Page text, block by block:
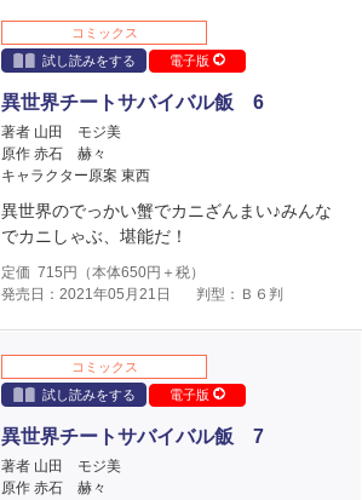
コミックス
試し読みをする
電子版
異世界チートサバイバル飯 6
著者 山田 モジ美
原作 赤石 赫々
キャラクター原案 東西
異世界のでっかい蟹でカニざんまい♪みんな
でカニしゃぶ、堪能だ！
定価 715 円（本体650円＋税）
発売日：2021年05月21日
判型：Ｂ６判
コミックス
試し読みをする
電子版
異世界チートサバイバル飯 7
著者 山田 モジ美
原作 赤石 赫々